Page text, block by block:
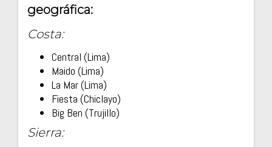
geográfica:
Costa:
Central (Lima)
Maido (Lima)
La Mar (Lima)
Fiesta (Chiclayo)
Big Ben (Trujillo)
Sierra: